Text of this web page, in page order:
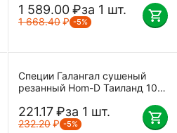
1 589.00 ₽за 1 шт.
1 668.40 ₽ -5%
Специи Галангал сушеный
резанный Hom-D Таиланд 100
221.17 ₽за 1 шт.
232.20 ₽ -5%